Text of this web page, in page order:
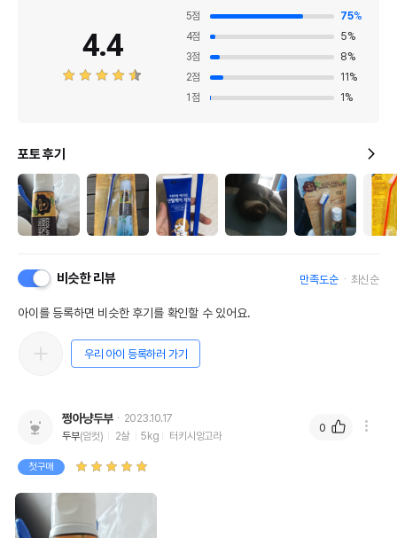
제품표기함량
조단백질
조지방
조섬유질
4.4
5점 75%
4점 5%
3점 8%
2점 11 %
1 점 1 %
포토 후기
비슷한 리뷰 만족도순 최신순
아이를 등록하면 비슷한 후기를 확인할 수 있어요.
우리 아이 등록하러 가기
쩡아냥두부
2023.10.17
두부(암컷) 2살 5kg 터키시앙고라
첫구매
0